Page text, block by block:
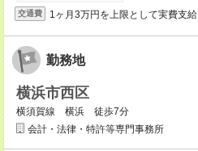
交通費 1ヶ月3万円を上限として実費支給
勤務地
横浜市西区
横須賀線 横浜 徒歩7分
会計・法律・特許等専門事務所